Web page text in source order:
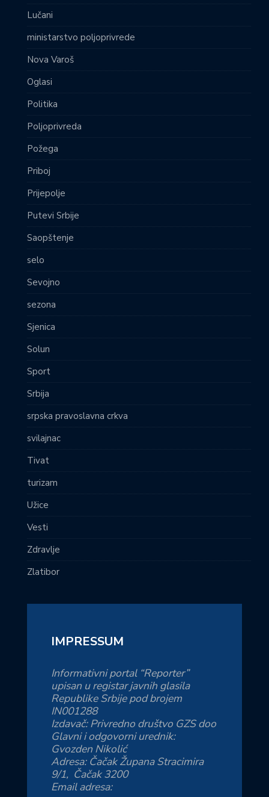
Lučani
ministarstvo poljoprivrede
Nova Varoš
Oglasi
Politika
Poljoprivreda
Požega
Priboj
Prijepolje
Putevi Srbije
Saopštenje
selo
Sevojno
sezona
Sjenica
Solun
Sport
Srbija
srpska pravoslavna crkva
svilajnac
Tivat
turizam
Užice
Vesti
Zdravlje
Zlatibor
IMPRESSUM
Informativni portal “Reporter”
upisan u registar javnih glasila
Republike Srbije pod brojem
IN001288
Izdavač: Privredno društvo GZS doo
Glavni i odgovorni urednik:
Gvozden Nikolić
Adresa: Čačak Župana Stracimira
9/1, Čačak 3200
Email adresa: